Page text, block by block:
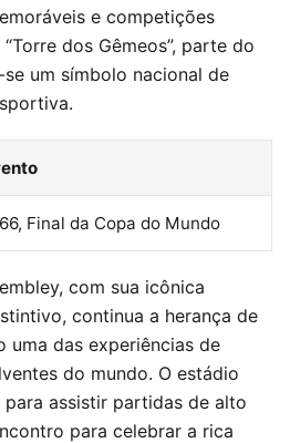
e competições
dos Gêmeos”, parte do
um símbolo nacional de
Final da Copa do Mundo
com sua icônica
continua a herança de
uma das experiências de
do mundo. O estádio
para assistir partidas de alto
para celebrar a rica